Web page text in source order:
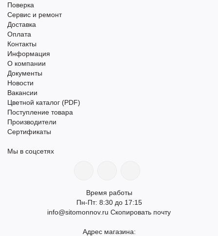
Поверка
Сервис и ремонт
Доставка
Оплата
Контакты
Информация
О компании
Документы
Новости
Вакансии
Цветной каталог (PDF)
Поступление товара
Производители
Сертификаты
Мы в соцсетях
Время работы
Пн-Пт: 8:30 до 17:15
info@sitomonnov.ru Скопировать почту
Адрес магазина: